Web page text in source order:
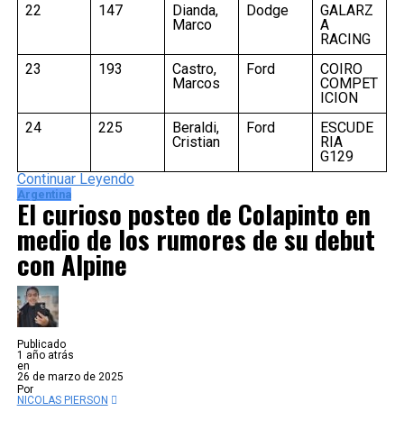
22
147
Dianda,
Marco
Dodge
GALARZ
A
RACING
23
193
Castro,
Marcos
Ford
COIRO
COMPET
ICION
24
225
Beraldi,
Cristian
Ford
ESCUDE
RIA
G129
Continuar Leyendo
Argentina
El curioso posteo de Colapinto en
medio de los rumores de su debut
con Alpine
Publicado
1 año atrás
en
26 de marzo de 2025
Por
NICOLAS PIERSON